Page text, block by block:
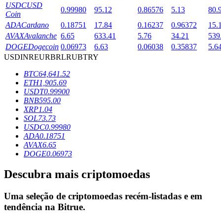
Bloqueios de BTR
Investimentos exclusivos para titulares de BTR
Empréstimos
USDCUSD
Coin
0.99980 95.12 0.86576 5.13
ADACardano 0.18751 17.84 0.16237 0.96372
AVAXAvalanche 6.65 633.41 5.76 34.21
DOGEDogecoin 0.06973 6.63 0.06038 0.35837
USDINREURBRLRUBTRY
BTC64,641.52
ETH1,905.69
USDT0.99900
BNB595.00
XRP1.04
SOL73.73
USDC0.99980
ADA0.18751
AVAX6.65
DOGE0.06973
Descubra mais criptomoedas
Uma seleção de criptomoedas recém-listadas e em
tendência na Bitrue.